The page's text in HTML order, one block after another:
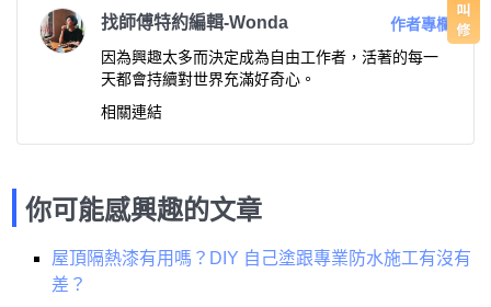
找師傅特約編輯-Wonda
作者專欄
因為興趣太多而決定成為自由工作者，活著的每一
天都會持續對世界充滿好奇心。
相關連結
你可能感興趣的文章
屋頂隔熱漆有用嗎？DIY 自己塗跟專業防水施工有沒有
差？